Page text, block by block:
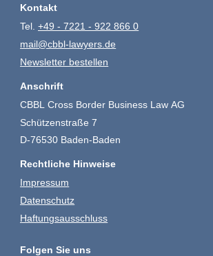
Kontakt
Tel.+49 - 7221 - 922 866 0
mail@cbbl-lawyers.de
Newsletter bestellen
Anschrift
CBBL Cross Border Business Law AG
Schützenstraße 7
D-76530 Baden-Baden
Rechtliche Hinweise
Impressum
Datenschutz
Haftungsausschluss
Folgen Sie uns